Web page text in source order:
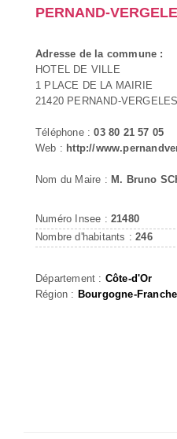
PERNAND-
Adresse de la commune :
HOTEL DE VILLE
1 PLACE DE LA MAIRIE
21420 PERNAND-
Téléphone :03 80 21 57 05
Web : http://
Nom du Maire : M. Bruno
Numéro Insee : 21480
Nombre d'habitants :246
Département : Côte-d'Or
Région : Bourgogne-